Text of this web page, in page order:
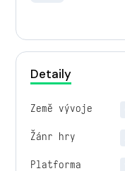
Detaily
Země vývoje
Žánr hry
Platforma